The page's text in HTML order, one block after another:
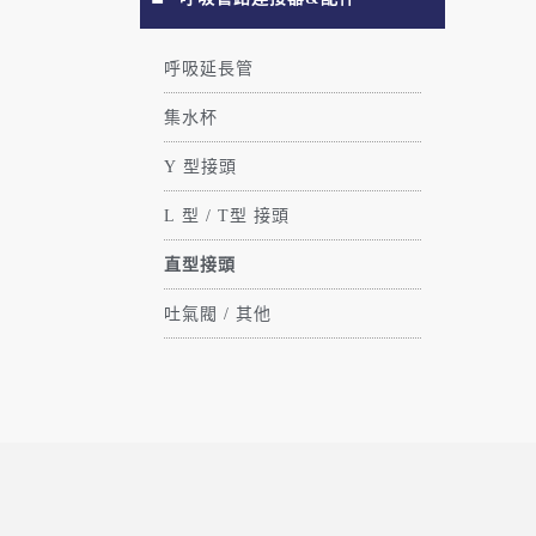
呼吸延長管
集水杯
Y 型接頭
L 型 / T型 接頭
直型接頭
吐氣閥 / 其他